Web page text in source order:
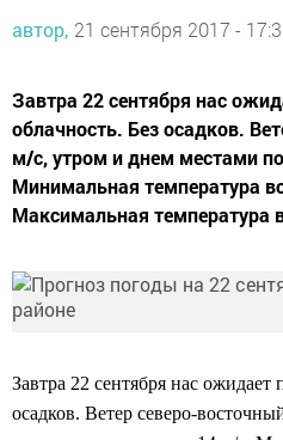
автор, 21 сентября 2017 -
Завтра 22 сентября нас
облачность. Без осадков.
м/с, утром и днем местами
Минимальная температура
Максимальная температура
Завтра 22 сентября нас ожидает
осадков. Ветер северо-